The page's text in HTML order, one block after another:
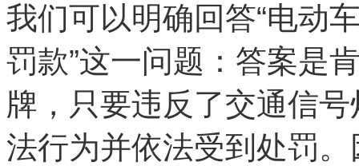
我们可以明确回答“电动
罚款”这一问题：答案是
牌，只要违反了交通信
法行为并依法受到处罚